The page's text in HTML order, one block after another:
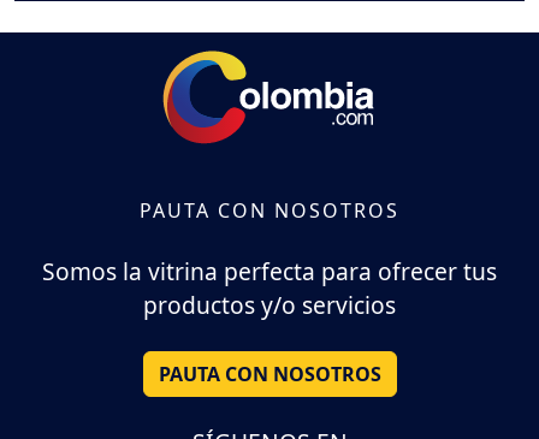
PAUTA CON NOSOTROS
Somos la vitrina perfecta para ofrecer tus
productos y/o servicios
PAUTA CON NOSOTROS